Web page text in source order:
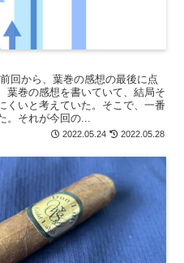
から、葉巻の感想の最後に点
巻の感想を書いていて、結局そ
くいと考えていた。そこで、一番
。それが今回の...
2022.05.24 2022.05.28